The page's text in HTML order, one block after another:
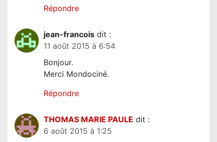
Répondre
jean-francois dit :
11 août 2015 à 6:54
Bonjour.
Merci Mondociné.
Répondre
THOMAS MARIE PAULE dit :
6 août 2015 à 1:25